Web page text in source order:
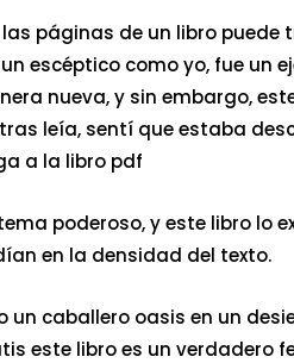
páginas de un libro
escéptico como yo, fue un
nueva, y sin embargo,
leía, sentí que estaba
a la libro pdf
poderoso, y este libro lo
en la densidad del texto.
un caballero oasis en un
este libro es un